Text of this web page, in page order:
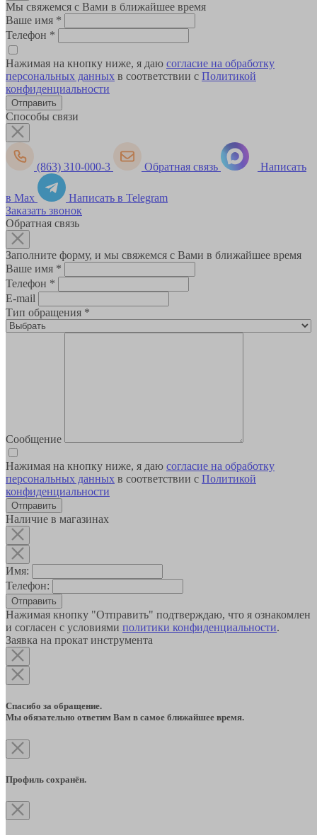
Мы свяжемся с Вами в ближайшее время
Ваше имя *
Телефон *
Нажимая на кнопку ниже, я даю согласие на обработку
персональных данных в соответствии с Политикой
конфиденциальности
Способы связи
(863) 310-000-3 Обратная связь Написать
в Max
Написать в Telegram
Заказать звонок
Обратная связь
Заполните форму, и мы свяжемся с Вами в ближайшее время
Ваше имя *
Телефон *
E-mail
Тип обращения *
Сообщение
Нажимая на кнопку ниже, я даю согласие на обработку
персональных данных в соответствии с Политикой
конфиденциальности
Наличие в магазинах
Имя:
Телефон:
Отправить
Нажимая кнопку "Отправить" подтверждаю, что я ознакомлен
и согласен с условиями политики конфиденциальности.
Заявка на прокат инструмента
Спасибо за обращение.
Мы обязательно ответим Вам в самое ближайшее время.
Профиль сохранён.